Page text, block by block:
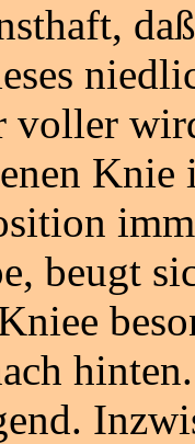
voller
beugt